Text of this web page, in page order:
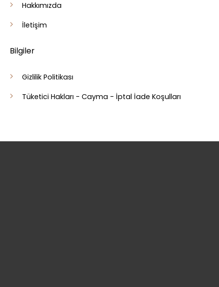
Hakkımızda
İletişim
Bilgiler
Gizlilik Politikası
Tüketici Hakları - Cayma - İptal İade Koşulları